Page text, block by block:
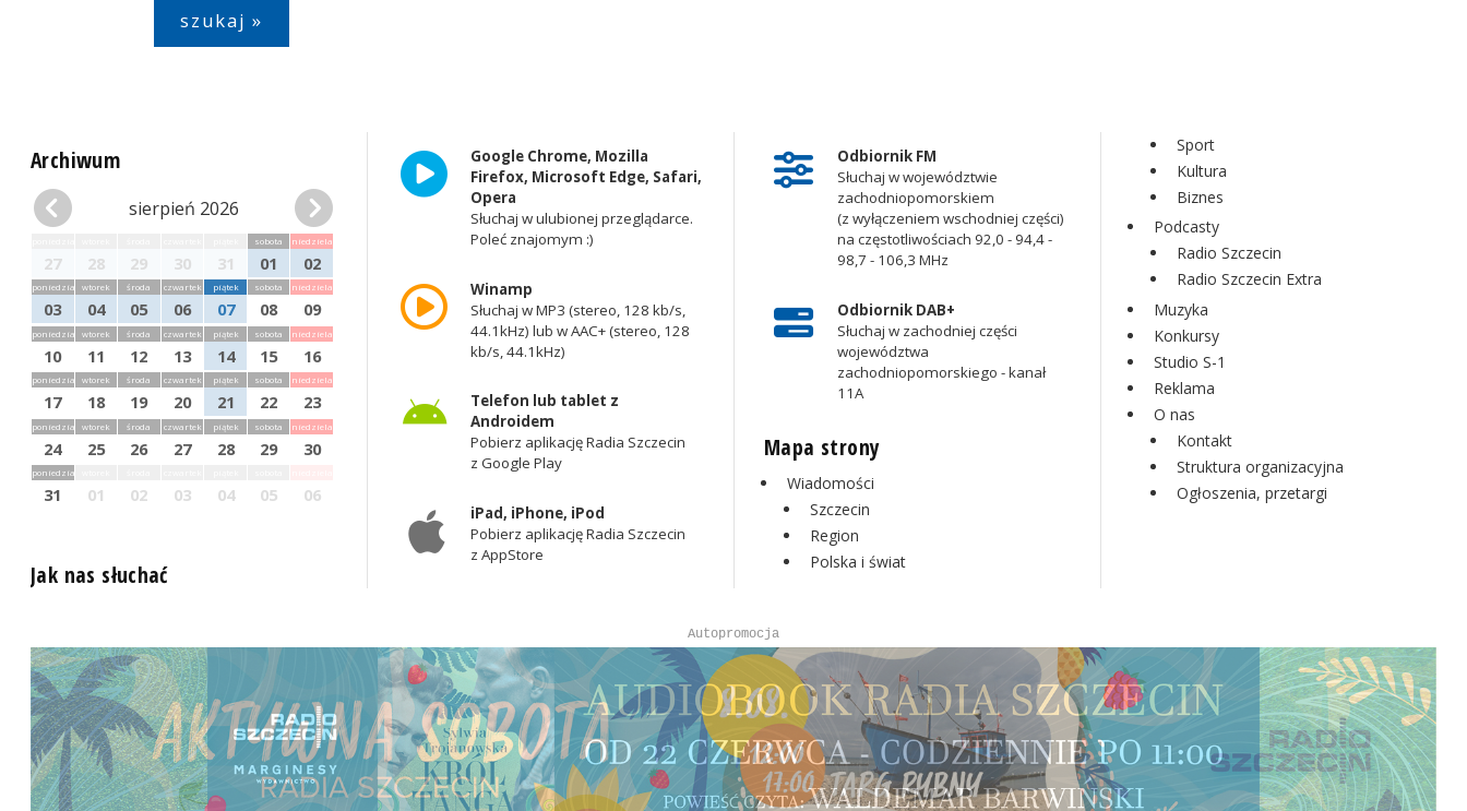
Archiwum
sierpień 2026
27 28 29 30 31
sobota
01
niedziela
02
poniedziałek
03
wtorek
04
środa
05
czwartek
06
piątek
07
sobota
08
niedziela
09
poniedziałek
10
wtorek
11
środa
12
czwartek
13
piątek
14
sobota
15
niedziela
16
poniedziałek
17
wtorek
18
środa
19
czwartek
20
piątek
21
sobota
22
niedziela
23
poniedziałek
24
wtorek
25
środa
26
czwartek
27
piątek
28
sobota
29
niedziela
30
poniedziałek
31 01 02 03 04 05 06
Jak nas słuchać
Google Chrome, Mozilla
Firefox, Microsoft Edge, Safari,
Opera
Słuchaj w ulubionej przeglądarce.
Poleć znajomym :)
Winamp
Słuchaj w MP3 (stereo, 128 kb/s,
44.1kHz) lub w AAC+ (stereo, 128
kb/s, 44.1kHz)
Telefon lub tablet z
Androidem
Pobierz aplikację Radia Szczecin
z Google Play
iPad, iPhone, iPod
Pobierz aplikację Radia Szczecin
z AppStore
Odbiornik FM
Słuchaj w województwie
zachodniopomorskiem
(z wyłączeniem wschodniej części)
na częstotliwościach 92,0 - 94,4 -
98,7 - 106,3 MHz
Odbiornik DAB+
Słuchaj w zachodniej części
województwa
zachodniopomorskiego - kanał
11A
Mapa strony
Wiadomości
Szczecin
Region
Polska i świat
Sport
Kultura
Biznes
Podcasty
Radio Szczecin
Radio Szczecin Extra
Muzyka
Konkursy
Studio S-1
Reklama
O nas
Kontakt
Struktura organizacyjna
Ogłoszenia, przetargi
Autopromocja
Autopromocja
Reklama